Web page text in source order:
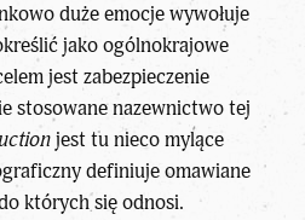
duże emocje wywołuje
jako ogólnokrajowe
jest zabezpieczenie
stosowane nazewnictwo tej
jest tu nieco mylące
definiuje omawiane
których się odnosi.